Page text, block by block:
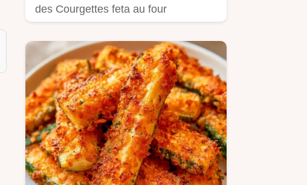
des Courgettes feta au four